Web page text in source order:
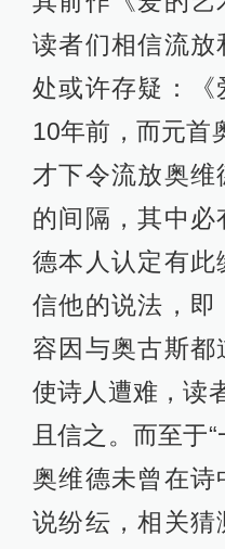
读者们相信流
处或许存疑：《
10年前，而元首
才下令流放奥维
的间隔，其中
德本人认定有此
信他的说法，即
容因与奥古斯
使诗人遭难，读
且信之。而至于
奥维德未曾在诗
说纷纭，相关猜